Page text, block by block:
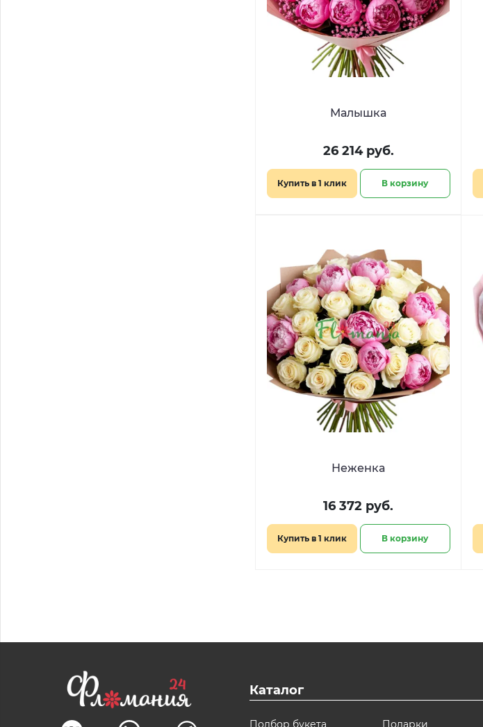
Малышка
26 214 руб.
Купить в 1 клик В корзину
Неженка
16 372 руб.
Купить в 1 клик В корзину
Каталог
Подбор букета Подарки